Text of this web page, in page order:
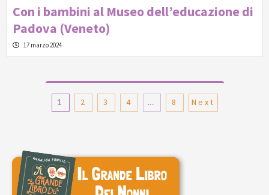
Con i bambini al Museo dell’educazione di
Padova (Veneto)
17 marzo 2024
Paginazione
1 2 3 4 … 8 Next